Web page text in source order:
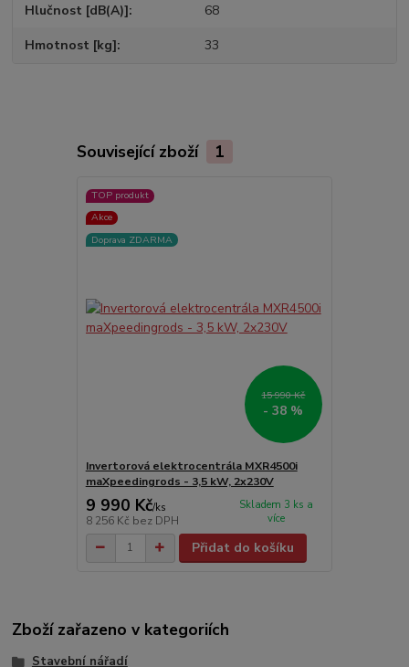
Hlučnost [dB(A)] 68
Hmotnost [kg] 33
Související zboží 1
TOP produkt
Akce
Doprava ZDARMA
15 990 Kč
- 38 %
Invertorová elektrocentrála MXR4500i
maXpeedingrods - 3,5 kW, 2x230V
9 990 Kč/ks
8 256 Kč bez DPH
Skladem 3 ks a
více
Přidat do košíku
Zboží zařazeno v kategoriích
Stavební nářadí